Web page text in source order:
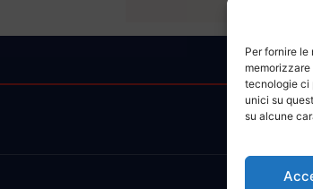
Per fornire
tecnologie ci
unici su
su alcune